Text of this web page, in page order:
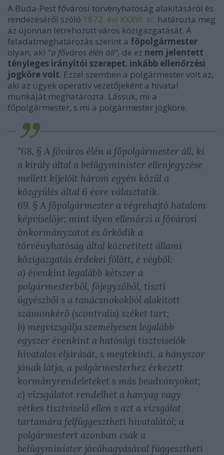
A Buda-Pest fővárosi törvényhatóság alakitásáról és
rendezéséről szóló 1872. évi XXXVI. tc. határozta meg
az újonnan létrehozott város közigazgatását. A
feladatmeghatározás szerint a főpolgármester
olyan, aki "a főváros élén áll", de ez nem jelentett
tényleges irányítói szerepet, inkább ellenőrzési
jogköre volt. Ezzel szemben a polgármester volt az,
aki az ügyek operatív vezetőjeként a hivatal
munkáját meghatározta. Lássuk, mi a
főpolgármester, s mi a polgármester jogköre.
"68. § A főváros élén a főpolgármester áll, ki
a király által a belügyminister ellenjegyzése
mellett kijelölt három egyén közül a
közgyülés által 6 évre választatik.
69. § A főpolgármester a végrehajtó hatalom
képviselője; mint ilyen ellenőrzi a fővárosi
önkormányzatot és őrködik a
törvényhatóság által közvetitett állami
közigazgatás érdekei fölött, e végből:
a) évenkint legalább kétszer a
polgármesterből, főjegyzőből, tiszti
ügyészből s a tanácsnokokból alakitott
számonkérő (scontralis) széket tart;
b) megvizsgálja személyesen legalább
egyszer évenkint a hatósági tisztviselők
hivatalos eljárását, s megtekinti, a hányszor
jónak látja, a polgármesterhez érkezett
kormányrendeleteket s más beadványokat;
c) vizsgálatot rendelhet a hanyag vagy
vétkes tisztviselő ellen s azt a vizsgálat
tartamára felfüggesztheti hivatalától; a
polgármestert azonban csak a
belügyminister jóváhagyásával függesztheti